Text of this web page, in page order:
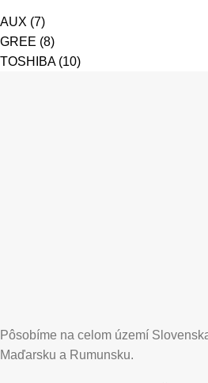
AUX (7)
GREE (8)
TOSHIBA (10)
Pôsobíme na celom území
Maďarsku a Rumunsku.